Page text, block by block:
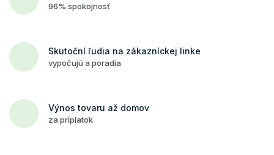
96% spokojnosť
Skutoční ľudia na zákazníckej linke
vypočujú a poradia
Výnos tovaru až domov
za príplatok